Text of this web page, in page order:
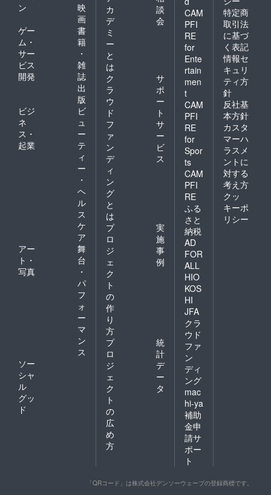
ン
映
画
ゲー
ム・
サー
ビス
開発
書
籍
・
雑
誌
出
版
ビジ
ネ
ス・
起業
ビ
ュ
ー
テ
ィ
ー
・
ヘ
ル
ス
ケ
ア
アー
ト・
写真
舞
台
・
パ
フ
ォ
ー
マ
ン
ス
ソー
シャ
ル
グッ
ド
カ
デ
ミ
ー
と
は
談
会
ク
ラ
ウ
ド
フ
ァ
ン
デ
ィ
ン
グ
と
は
サ
ポ
ー
ト
サ
ー
ビ
ス
プ
ロ
ジ
ェ
ク
ト
の
作
り
方
実
施
事
例
プ
ロ
ジ
ェ
ク
ト
の
広
め
方
統
計
デ
ー
タ
CAM
PFI
RE
for
Ente
rtain
men
t
CAM
PFI
RE
for
Spor
ts
CAM
PFI
RE
ふる
さと
納税
AD
FOR
ALL
HIO
KOS
HI
JFA
クラ
ウド
ファ
ン
ディ
ング
mac
hi-ya
補助
金申
請サ
ポー
ト
特定商
取引法
に基づ
く表記
情報セ
キュリ
ティ方
針
反社基
本方針
カスタ
マーハ
ラスメ
ントに
対する
考え方
クッ
キーポ
リシー
「QRコード」は株式会社デンソーウェーブの登録商標です。